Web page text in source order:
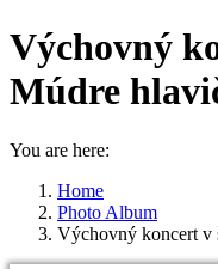
Výchovný
Múdre
You are here:
Home
Photo Album
Výchovný koncert